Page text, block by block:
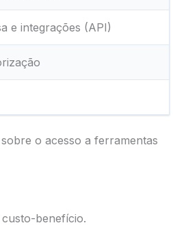
e integrações (API)
o acesso a ferramentas
benefício.